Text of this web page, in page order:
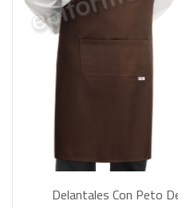
Delantales Con Peto